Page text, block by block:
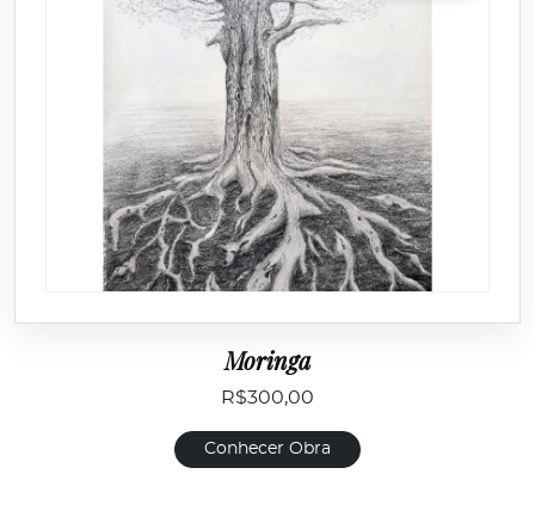
Moringa
R$300,00
Conhecer Obra